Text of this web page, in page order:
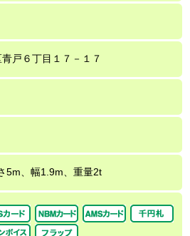
戸６丁目１７－１７
5m、幅1.9m、重量2t